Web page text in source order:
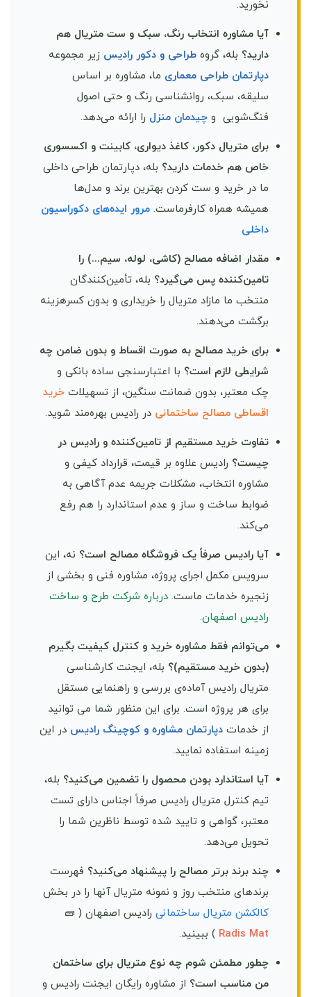
نخورید.
آیا مشاوره انتخاب رنگ، سبک و ست متریال هم
دارید؟ بله، گروه طراحی و دکور رادیس زیر مجموعه
دپارتمان طراحی معماری ما، مشاوره بر اساس
سلیقه، سبک، روانشناسی رنگ و حتی اصول
فنگ‌شویی و چیدمان منزل را ارائه می‌دهد.
برای متریال دکور، کاغذ دیواری، کابینت و اکسسوری
خاص هم خدمات دارید؟ بله، دپارتمان طراحی داخلی
ما در خرید و ست کردن بهترین برند و مدل‌ها
همیشه همراه کارفرماست. مرور ایده‌های دکوراسیون
داخلی
مقدار اضافه مصالح (کاشی، لوله، سیم...) را
تامین‌کننده پس می‌گیرد؟ بله، تأمین‌کنندگان
منتخب ما مازاد متریال را خریداری و بدون کسرهزینه
برگشت می‌دهند.
برای خرید مصالح به صورت اقساط و بدون ضامن چه
شرایطی لازم است؟ با اعتبارسنجی ساده بانکی و
چک معتبر، بدون ضمانت سنگین، از تسهیلات خرید
اقساطی مصالح ساختمانی در رادیس بهره‌مند شوید.
تفاوت خرید مستقیم از تامین‌کننده و رادیس در
چیست؟ رادیس علاوه بر قیمت، قرارداد کیفی و
مشاوره انتخاب، مشکلات جریمه عدم آگاهی به
ضوابط ساخت و ساز و عدم استاندارد را هم رفع
می‌کند.
آیا رادیس صرفاً یک فروشگاه مصالح است؟ نه، این
سرویس مکمل اجرای پروژه، مشاوره فنی و بخشی از
زنجیره خدمات ماست. درباره شرکت طرح و ساخت
رادیس اصفهان.
می‌توانم فقط مشاوره خرید و کنترل کیفیت بگیرم
(بدون خرید مستقیم)؟ بله، ایجنت کارشناسی
متریال رادیس آماده‌ی بررسی و راهنمایی مستقل
برای هر پروژه است. برای این منظور شما می توانید
از خدمات دپارتمان مشاوره و کوچینگ رادیس در این
زمینه استفاده نمایید.
آیا استاندارد بودن محصول را تضمین می‌کنید؟ بله،
تیم کنترل متریال رادیس صرفاً اجناس دارای تست
معتبر، گواهی و تایید شده توسط ناظرین شما را
تحویل می‌دهد.
چند برند برتر مصالح را پیشنهاد می‌کنید؟ فهرست
برندهای منتخب روز و نمونه متریال آنها را در بخش
کالکشن متریال ساختمانیرادیس اصفهان ( 🧱
Radis Mat ) ببینید.
چطور مطمئن شوم چه نوع متریال برای ساختمان
من مناسب است؟ از مشاوره رایگان ایجنت رادیس و